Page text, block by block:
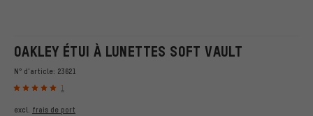
OAKLEY ÉTUI À LUNETTES SOFT VAULT
N° d'article: 23621
1
excl. frais de port